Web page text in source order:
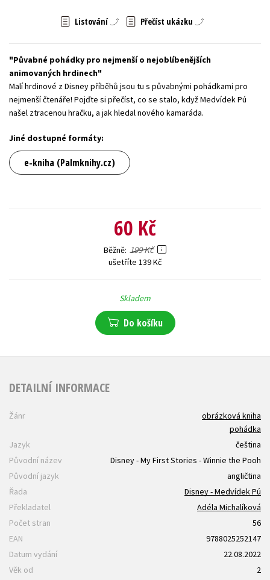
Young adult (SK)
Zahraniční literatura Zdraví a životní styl
Všechny tituly
Listování Přečíst ukázku
Půvabné pohádky pro nejmenší o nejoblíbenějších
animovaných hrdinech
Malí hrdinové z Disney příběhů jsou tu s půvabnými pohádkami pro
nejmenší čtenáře! Pojďte si přečíst, co se stalo, když Medvídek Pú
našel ztracenou hračku, a jak hledal nového kamaráda.
Jiné dostupné formáty:
e-kniha (Palmknihy.cz)
60 Kč
Běžně 199 Kč
ušetříte 139 Kč
Skladem
Do košíku
DETAILNÍ INFORMACE
Žánr
obrázková kniha
pohádka
Jazyk
čeština
Původní název
Disney - My First Stories - Winnie the Pooh
Původní jazyk
angličtina
Řada
Disney - Medvídek Pú
Překladatel
Adéla Michalíková
Počet stran
56
EAN
9788025252147
Datum vydání
22.08.2022
Věk od
2